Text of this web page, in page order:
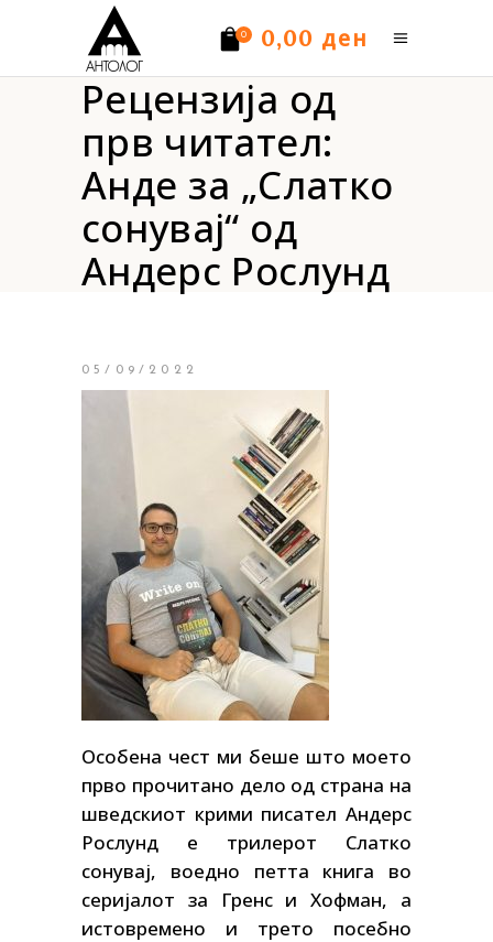
0 0,00 ден
Нема производи.
Рецензија од
прв читател:
Анде за „Слатко
сонувај“ од
Андерс Рослунд
05/09/2022
Особена чест ми беше што моето
прво прочитано дело од страна на
шведскиот крими писател Андерс
Рослунд е трилерот Слатко
сонувај, воедно петта книга во
серијалот за Гренс и Хофман, а
истовремено и трето посебно